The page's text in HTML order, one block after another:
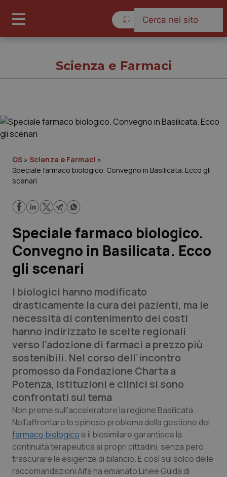
Governo e Parlamento
Regioni e Asl
Lavoro e Professioni
Scienza e Farmaci
Studi e Analisi
Lettere al direttore
Edizioni Regionali
QS Pro
Professionisti Sanitari.AI
Abruzzo
Basilicata
Calabria
QS Pro Gold
Artrite & artrosi
Asma & BPCO
QS Club Newsletter
Scienza e Farmaci
QS » Scienza e Farmaci »
Speciale farmaco biologico. Convegno in Basilicata. Ecco gli
scenari
Speciale farmaco biologico.
Convegno in Basilicata. Ecco
gli scenari
I biologici hanno modificato
drasticamente la cura dei pazienti, ma le
necessità di contenimento dei costi
hanno indirizzato le scelte regionali
verso l’adozione di farmaci a prezzo più
sostenibili. Nel corso dell’incontro
promosso da Fondazione Charta a
Potenza, istituzioni e clinici si sono
confrontati sul tema
Non preme sull’acceleratore la regione Basilicata.
Nell’affrontare lo spinoso problema della gestione del
farmaco biologico e il biosimilare garantisce la
continuità terapeutica ai propri cittadini, senza però
trascurare le esigenze di bilancio. E così sul solco delle
raccomandazioni Aifa ha emanato Linee Guida di